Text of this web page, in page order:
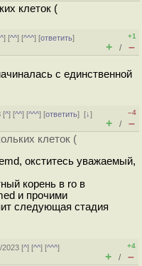
клеток (
^] [^^] [^^^] [ответить]
+1
+ / –
с единственной
[^] [^^] [^^^] [ответить][↓]
–4
+ / –
клеток (
окститесь уважаемый,
корень в ro в
и прочими
следующая стадия
2023 [^] [^^] [^^^]
+4
+ / –